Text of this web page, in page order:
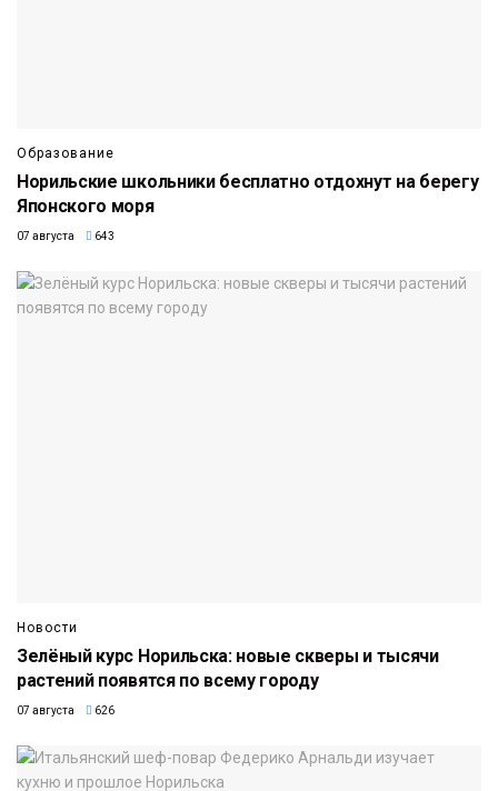
Образование
Норильские школьники бесплатно отдохнут на берегу
Японского моря
07 августа 643
Новости
Зелёный курс Норильска: новые скверы и тысячи
растений появятся по всему городу
07 августа 626